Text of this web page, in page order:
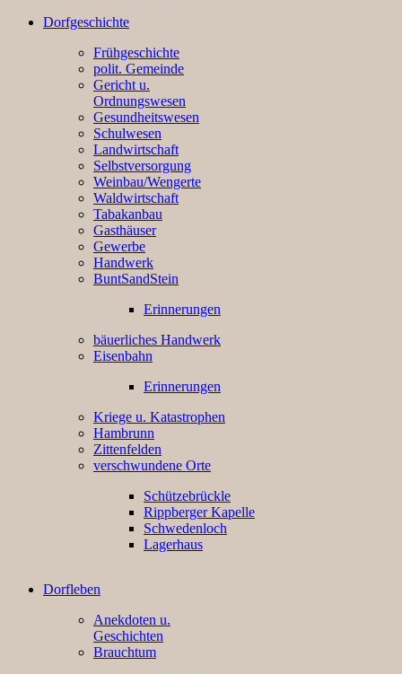
Dorfgeschichte
Frühgeschichte
polit. Gemeinde
Gericht u.
Ordnungswesen
Gesundheitswesen
Schulwesen
Landwirtschaft
Selbstversorgung
Weinbau/Wengerte
Waldwirtschaft
Tabakanbau
Gasthäuser
Gewerbe
Handwerk
BuntSandStein
Erinnerungen
bäuerliches Handwerk
Eisenbahn
Erinnerungen
Kriege u. Katastrophen
Hambrunn
Zittenfelden
verschwundene Orte
Schützebrückle
Rippberger Kapelle
Schwedenloch
Lagerhaus
Dorfleben
Anekdoten u.
Geschichten
Brauchtum